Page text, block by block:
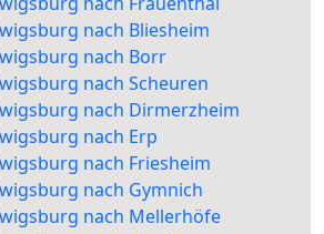
nach Bliesheim
nach Borr
nach Scheuren
nach Dirmerzheim
nach Erp
nach Friesheim
nach Gymnich
nach Mellerhöfe